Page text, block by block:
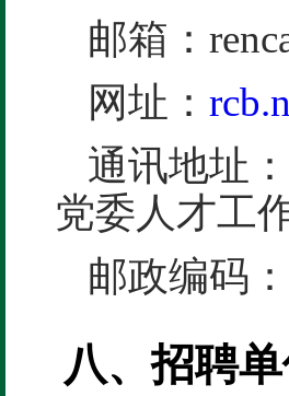
邮箱：
网址：
通讯地址
党委人才工
邮政编码
八、招聘